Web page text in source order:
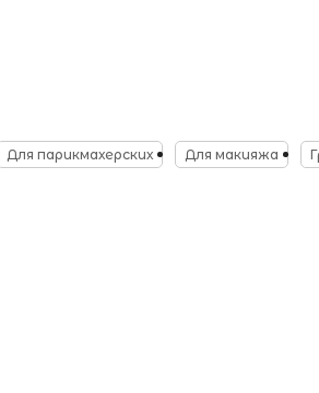
Для парикмахерских Для макияжа